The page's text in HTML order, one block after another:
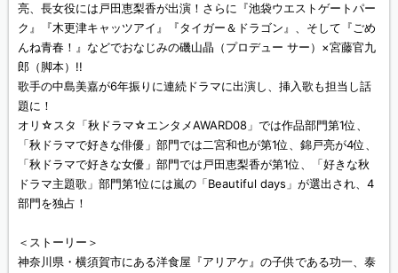
亮、長女役には戸田恵梨香が出演！さらに『池袋ウエストゲートパー
ク』『木更津キャッツアイ』『タイガー＆ドラゴン』、そして『ごめ
んね青春！』などでおなじみの磯山晶（プロデュー サー）×宮藤官九
郎（脚本）!!
歌手の中島美嘉が6年振りに連続ドラマに出演し、挿入歌も担当し話
題に！
オリ☆スタ「秋ドラマ☆エンタメAWARD08」では作品部門第1位、
「秋ドラマで好きな俳優」部門では二宮和也が第1位、錦戸亮が4位、
「秋ドラマで好きな女優」部門では戸田恵梨香が第1位、「好きな秋
ドラマ主題歌」部門第1位には嵐の「Beautiful days」が選出され、4
部門を独占！
＜ストーリー＞
神奈川県・横須賀市にある洋食屋『アリアケ』の子供である功一、泰